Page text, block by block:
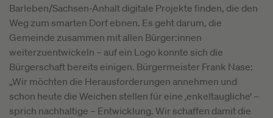
Barleben/Sachsen-Anhalt digitale Projekte finden, die den
Weg zum smarten Dorf ebnen. Es geht darum, die
Gemeinde zusammen mit allen Bürger:innen
weiterzuentwickeln – auf ein Logo konnte sich die
Bürgerschaft bereits einigen. Bürgermeister Frank Nase:
„Wir möchten die Herausforderungen annehmen und
schon heute die Weichen stellen für eine ‚enkeltaugliche‘ –
sprich nachhaltige – Entwicklung. Wir schaffen damit die